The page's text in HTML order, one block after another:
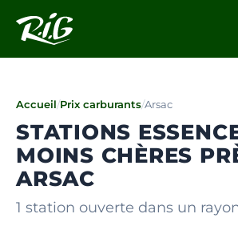
Accueil/Prix carburants/Arsac
STATIONS
MOINS CHÈRES
ARSAC
1 station ouverte dans un